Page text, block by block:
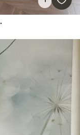
taustal